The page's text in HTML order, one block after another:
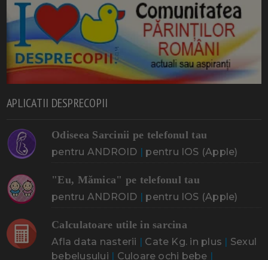
APLICATII DESPRECOPII
Odiseea Sarcinii pe telefonul tau
pentru ANDROID | pentru IOS (Apple)
"Eu, Mămica" pe telefonul tau
pentru ANDROID | pentru IOS (Apple)
Calculatoare utile in sarcina
Afla data nasterii | Cate Kg. in plus | Sexul
bebelusului | Culoare ochi bebe |